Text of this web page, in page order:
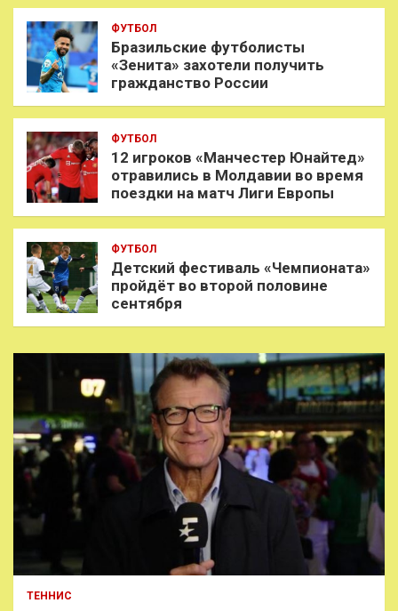
ФУТБОЛ
Бразильские футболисты
«Зенита» захотели получить
гражданство России
ФУТБОЛ
12 игроков «Манчестер Юнайтед»
отравились в Молдавии во время
поездки на матч Лиги Европы
ФУТБОЛ
Детский фестиваль «Чемпионата»
пройдёт во второй половине
сентября
ТЕННИС